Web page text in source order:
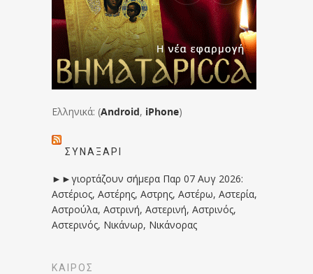
Ελληνικά: (Android, iPhone)
ΣΥΝΑΞΆΡΙ
►►γιορτάζουν σήμερα Παρ 07 Αυγ 2026:
Αστέριος, Αστέρης, Αστρης, Αστέρω, Αστερία,
Αστρούλα, Αστρινή, Αστερινή, Αστρινός,
Αστερινός, Νικάνωρ, Νικάνορας
ΚΑΙΡΟΣ